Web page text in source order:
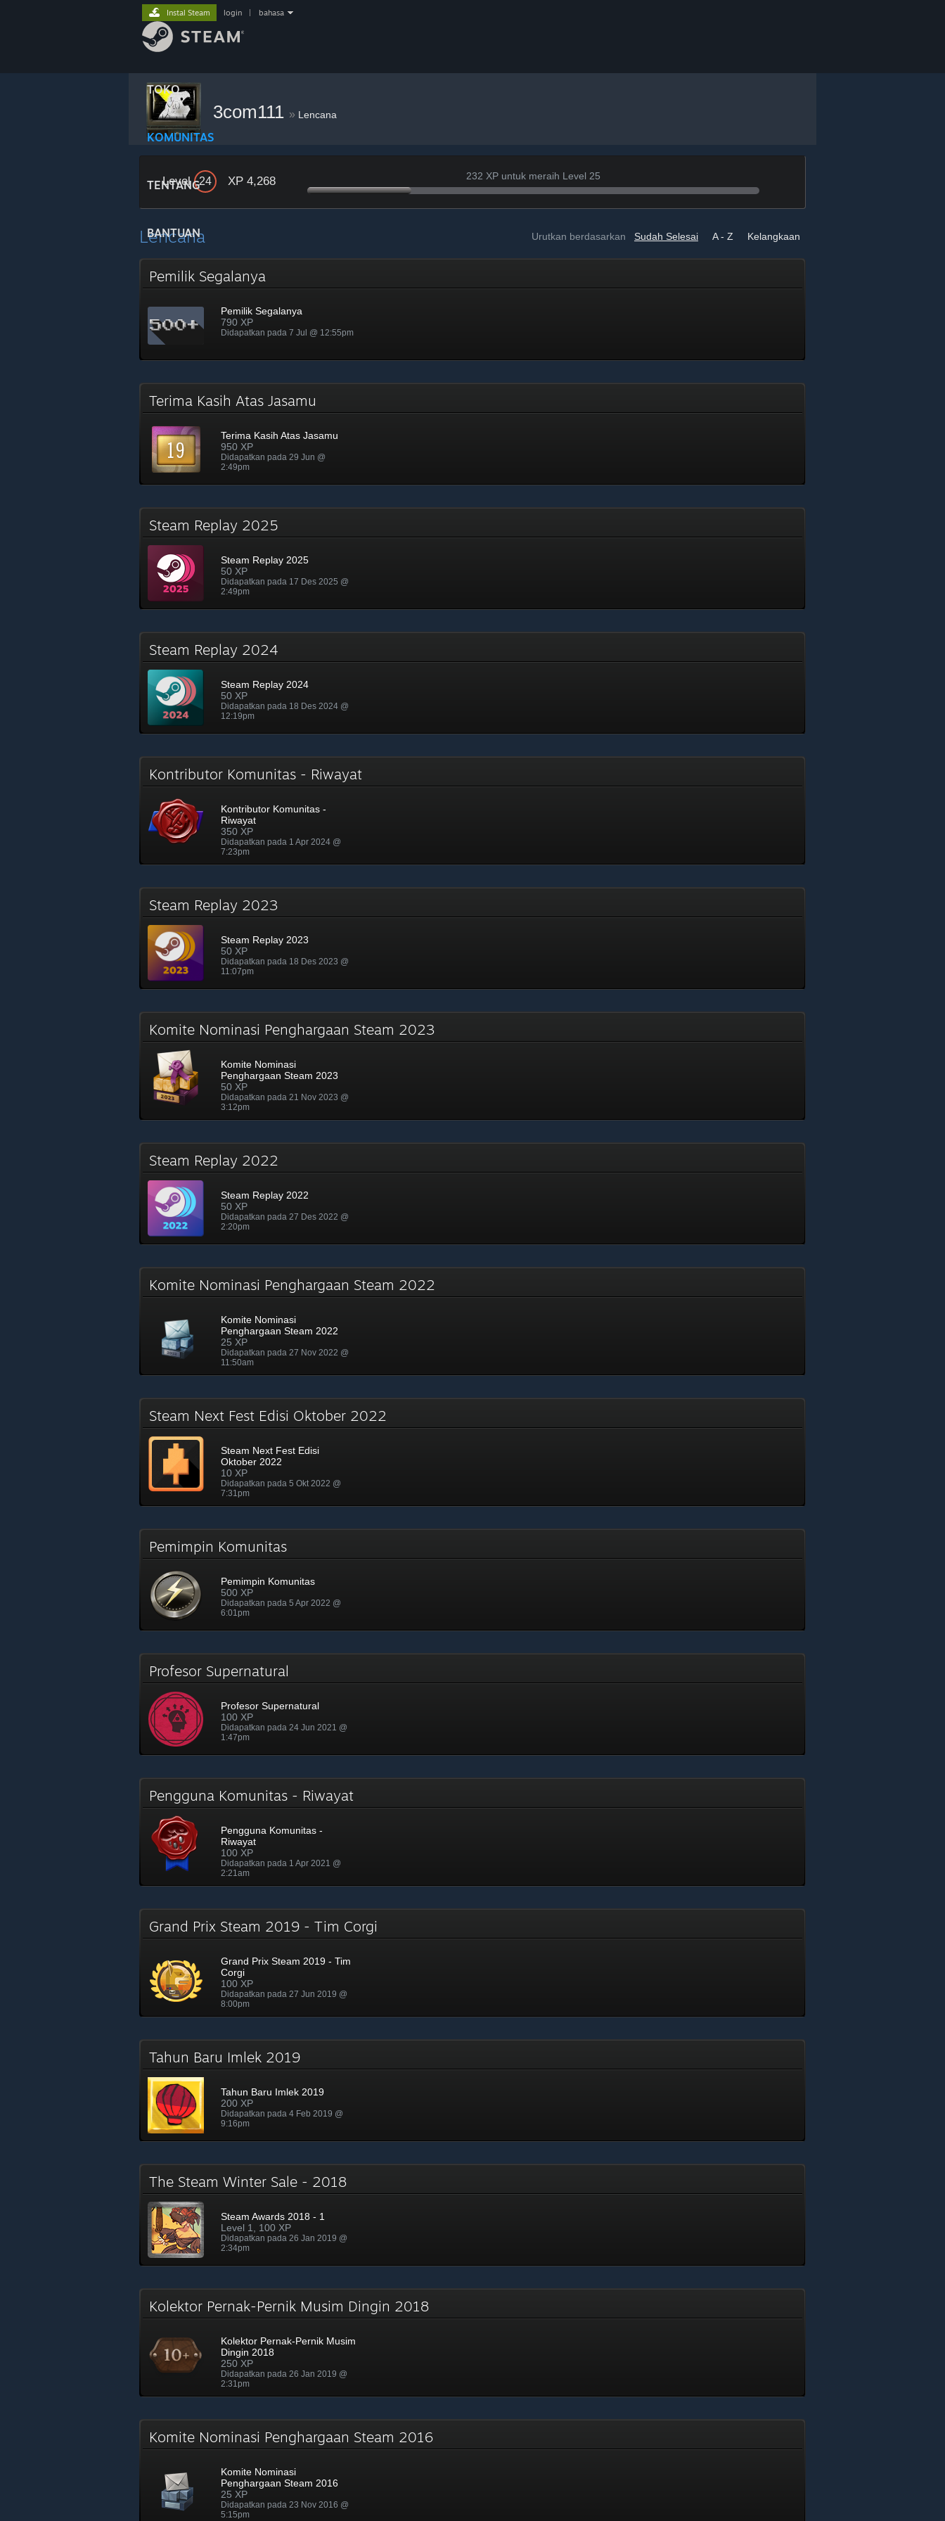
TOKO
KOMUNITAS
TENTANG
BANTUAN
Instal Steam login bahasa
3com111 » Lencana
Level 24 XP 4,268 232 XP untuk meraih Level 25
Urutkan berdasarkan Sudah Selesai A - Z Kelangkaan
Lencana
Pemilik Segalanya
Pemilik Segalanya
790 XP
Didapatkan pada 7 Jul @ 12:55pm
Terima Kasih Atas Jasamu
Terima Kasih Atas Jasamu
950 XP
Didapatkan pada 29 Jun @
2:49pm
Steam Replay 2025
Steam Replay 2025
50 XP
Didapatkan pada 17 Des 2025 @
2:49pm
Steam Replay 2024
Steam Replay 2024
50 XP
Didapatkan pada 18 Des 2024 @
12:19pm
Kontributor Komunitas - Riwayat
Kontributor Komunitas -
Riwayat
350 XP
Didapatkan pada 1 Apr 2024 @
7:23pm
Steam Replay 2023
Steam Replay 2023
50 XP
Didapatkan pada 18 Des 2023 @
11:07pm
Komite Nominasi Penghargaan Steam 2023
Komite Nominasi
Penghargaan Steam 2023
50 XP
Didapatkan pada 21 Nov 2023 @
3:12pm
Steam Replay 2022
Steam Replay 2022
50 XP
Didapatkan pada 27 Des 2022 @
2:20pm
Komite Nominasi Penghargaan Steam 2022
Komite Nominasi
Penghargaan Steam 2022
25 XP
Didapatkan pada 27 Nov 2022 @
11:50am
Steam Next Fest Edisi Oktober 2022
Steam Next Fest Edisi
Oktober 2022
10 XP
Didapatkan pada 5 Okt 2022 @
7:31pm
Pemimpin Komunitas
Pemimpin Komunitas
500 XP
Didapatkan pada 5 Apr 2022 @
6:01pm
Profesor Supernatural
Profesor Supernatural
100 XP
Didapatkan pada 24 Jun 2021 @
1:47pm
Pengguna Komunitas - Riwayat
Pengguna Komunitas -
Riwayat
100 XP
Didapatkan pada 1 Apr 2021 @
2:21am
Grand Prix Steam 2019 - Tim Corgi
Grand Prix Steam 2019 - Tim
Corgi
100 XP
Didapatkan pada 27 Jun 2019 @
8:00pm
Tahun Baru Imlek 2019
Tahun Baru Imlek 2019
200 XP
Didapatkan pada 4 Feb 2019 @
9:16pm
The Steam Winter Sale - 2018
Steam Awards 2018 - 1
Level 1, 100 XP
Didapatkan pada 26 Jan 2019 @
2:34pm
Kolektor Pernak-Pernik Musim Dingin 2018
Kolektor Pernak-Pernik Musim
Dingin 2018
250 XP
Didapatkan pada 26 Jan 2019 @
2:31pm
Komite Nominasi Penghargaan Steam 2016
Komite Nominasi
Penghargaan Steam 2016
25 XP
Didapatkan pada 23 Nov 2016 @
5:15pm